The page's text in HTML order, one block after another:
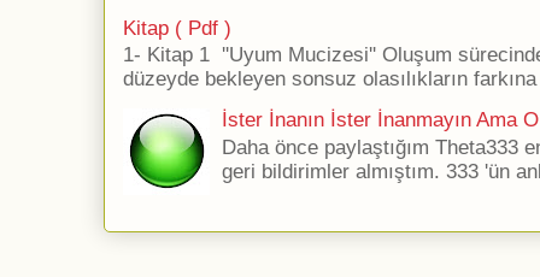
Kitap ( Pdf )
1- Kitap 1 ''Uyum Mucizesi'' Oluşum
düzeyde bekleyen sonsuz olasılıkların
İster İnanın İster İnanmayın Ama
Daha önce paylaştığım Theta333
geri bildirimler almıştım. 333 'ün